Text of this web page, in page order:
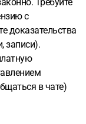
с
доказательства
записи).
в чате)